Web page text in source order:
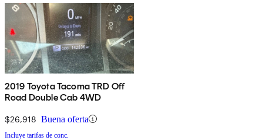
2019 Toyota Tacoma TRD Off
Road Double Cab 4WD
$26,918 Buena oferta
Incluye tarifas de conc.